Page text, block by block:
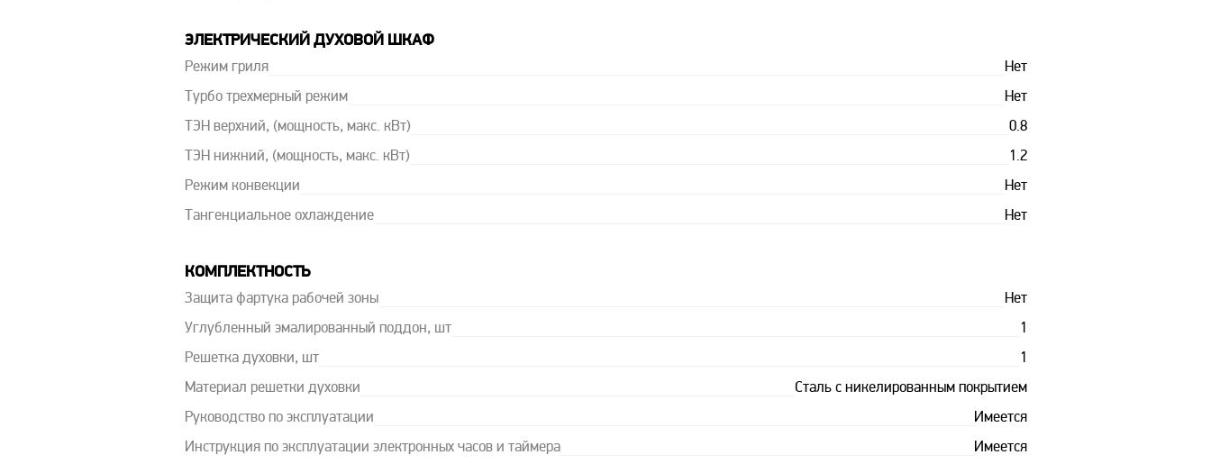
ЭЛЕКТРИЧЕСКИЙ ДУХОВОЙ ШКАФ
Режим гриля Нет
Турбо трехмерный режим Нет
ТЭН верхний, (мощность, макс. кВт) 0.8
ТЭН нижний, (мощность, макс. кВт) 1.2
Режим конвекции Нет
Тангенциальное охлаждение Нет
КОМПЛЕКТНОСТЬ
Защита фартука рабочей зоны Нет
Углубленный эмалированный поддон, шт 1
Решетка духовки, шт 1
Материал решетки духовки Сталь с никелированным покрытием
Руководство по эксплуатации Имеется
Инструкция по эксплуатации электронных часов и таймера Имеется